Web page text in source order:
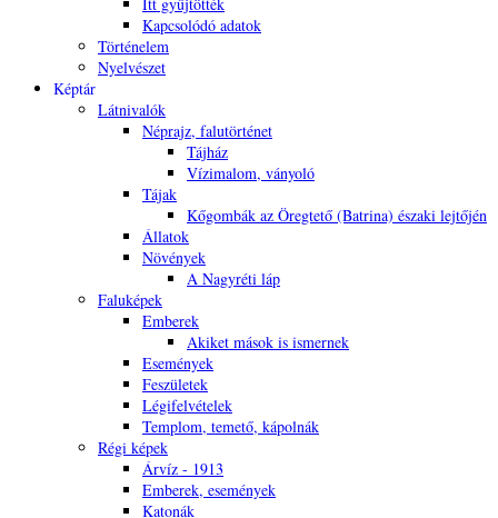
Kapcsolódó adatok
Történelem
Nyelvészet
Képtár
Látnivalók
Néprajz, falutörténet
Tájház
Vízimalom, ványoló
Tájak
Kőgombák az Öregtető (Batrina) északi lejtőjén
Állatok
Növények
A Nagyréti láp
Faluképek
Emberek
Akiket mások is ismernek
Események
Feszületek
Légifelvételek
Templom, temető, kápolnák
Régi képek
Árvíz - 1913
Emberek, események
Katonák